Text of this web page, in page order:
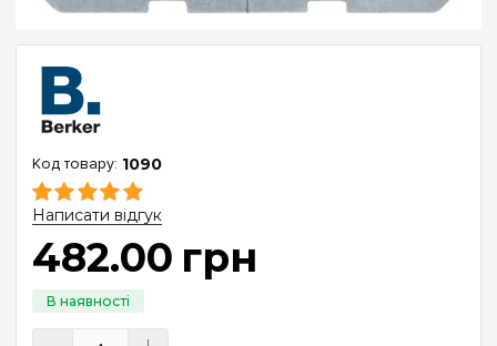
1090
Написати відгук
482.00 грн